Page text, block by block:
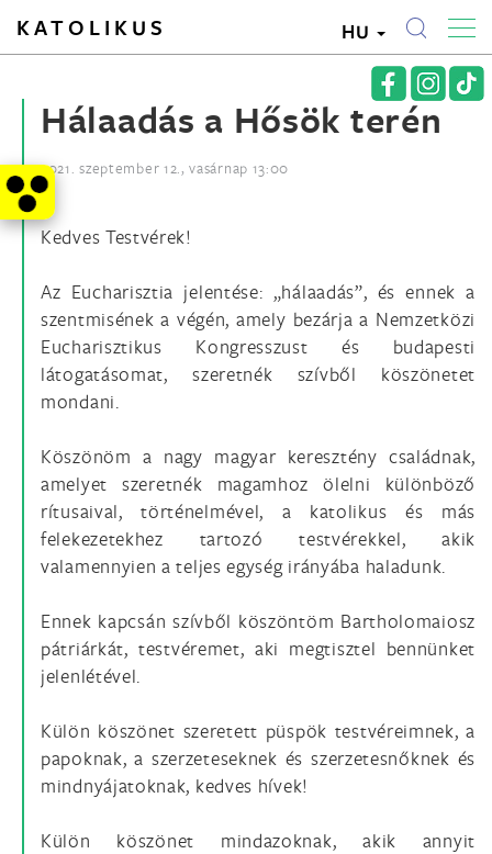
KATOLIKUS HU
Hálaadás a Hősök terén
2021. szeptember 12., vasárnap 13:00
Kedves Testvérek!
Az Eucharisztia jelentése: „hálaadás”, és ennek a
szentmisének a végén, amely bezárja a Nemzetközi
Eucharisztikus Kongresszust és budapesti
látogatásomat, szeretnék szívből köszönetet
mondani.
Köszönöm a nagy magyar keresztény családnak,
amelyet szeretnék magamhoz ölelni különböző
rítusaival, történelmével, a katolikus és más
felekezetekhez tartozó testvérekkel, akik
valamennyien a teljes egység irányába haladunk.
Ennek kapcsán szívből köszöntöm Bartholomaiosz
pátriárkát, testvéremet, aki megtisztel bennünket
jelenlétével.
Külön köszönet szeretett püspök testvéreimnek, a
papoknak, a szerzeteseknek és szerzetesnőknek és
mindnyájatoknak, kedves hívek!
Külön köszönet mindazoknak, akik annyit